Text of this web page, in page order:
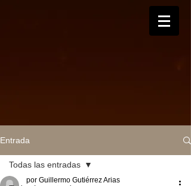
Entrada
Todas las entradas
por Guillermo Gutiérrez Arias